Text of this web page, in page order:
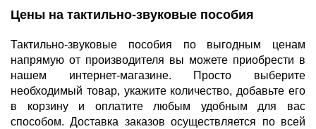
Цены на тактильно-звуковые пособия
Тактильно-звуковые пособия по выгодным ценам
напрямую от производителя вы можете приобрести в
нашем интернет-магазине. Просто выберите
необходимый товар, укажите количество, добавьте его
в корзину и оплатите любым удобным для вас
способом. Доставка заказов осуществляется по всей